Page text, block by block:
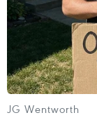
JG Wentworth